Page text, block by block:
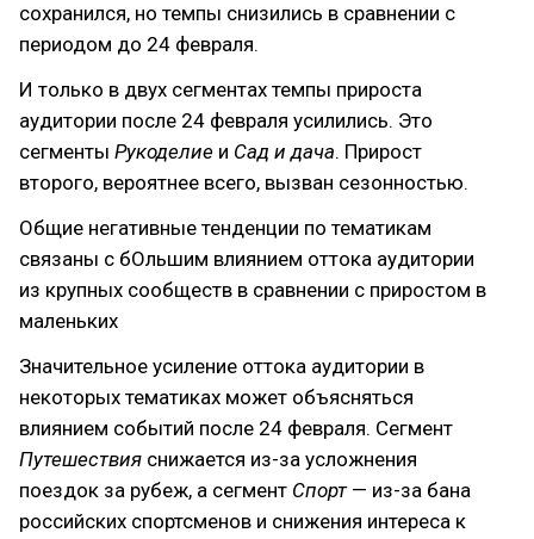
сохранился, но темпы снизились в сравнении с
периодом до 24 февраля.
И только в двух сегментах темпы прироста
аудитории после 24 февраля усилились. Это
сегменты Рукоделие и Сад и дача. Прирост
второго, вероятнее всего, вызван сезонностью.
Общие негативные тенденции по тематикам
связаны с бОльшим влиянием оттока аудитории
из крупных сообществ в сравнении с приростом в
маленьких
Значительное усиление оттока аудитории в
некоторых тематиках может объясняться
влиянием событий после 24 февраля. Сегмент
Путешествия снижается из-за усложнения
поездок за рубеж, а сегмент Спорт— из-за бана
российских спортсменов и снижения интереса к